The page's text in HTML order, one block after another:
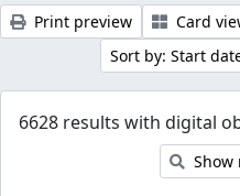
Print preview Card
Sort by: Start
6628 results with digital